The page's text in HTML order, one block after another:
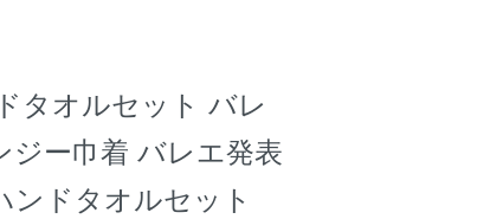
タオルセット バレ
ジー巾着 バレエ発表
ドタオルセット